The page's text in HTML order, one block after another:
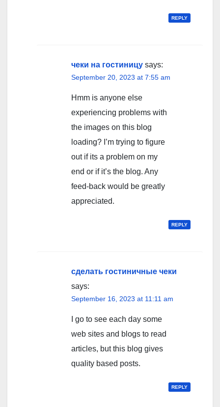
REPLY
чеки на гостиницу says:
September 20, 2023 at 7:55 am
Hmm is anyone else
experiencing problems with
the images on this blog
loading? I’m trying to figure
out if its a problem on my
end or if it’s the blog. Any
feed-back would be greatly
appreciated.
REPLY
сделать гостиничные чеки
says:
September 16, 2023 at 11:11 am
I go to see each day some
web sites and blogs to read
articles, but this blog gives
quality based posts.
REPLY